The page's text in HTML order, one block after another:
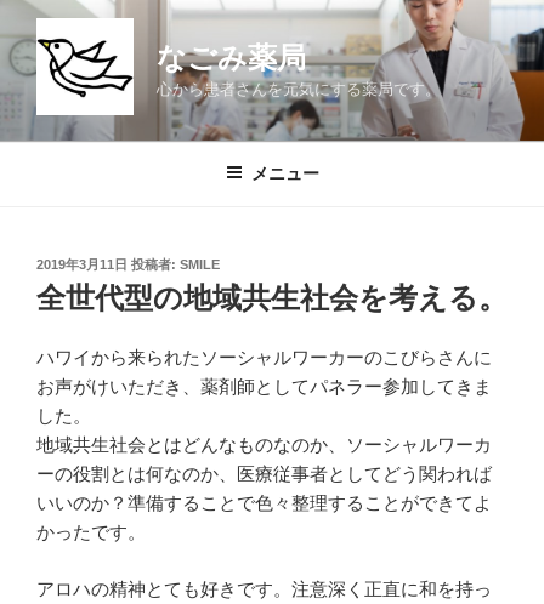
ン
テ
なごみ薬局
心から患者さんを元気にする薬局です。
メニュー
投
稿
日:
2019年3月11日 投稿者: SMILE
全世代型の地域共生社会を考える。
ハワイから来られたソーシャルワーカーのこびらさんに
お声がけいただき、薬剤師としてパネラー参加してきま
した。
地域共生社会とはどんなものなのか、ソーシャルワーカ
ーの役割とは何なのか、医療従事者としてどう関われば
いいのか？準備することで色々整理することができてよ
かったです。
アロハの精神とても好きです。注意深く正直に和を持っ